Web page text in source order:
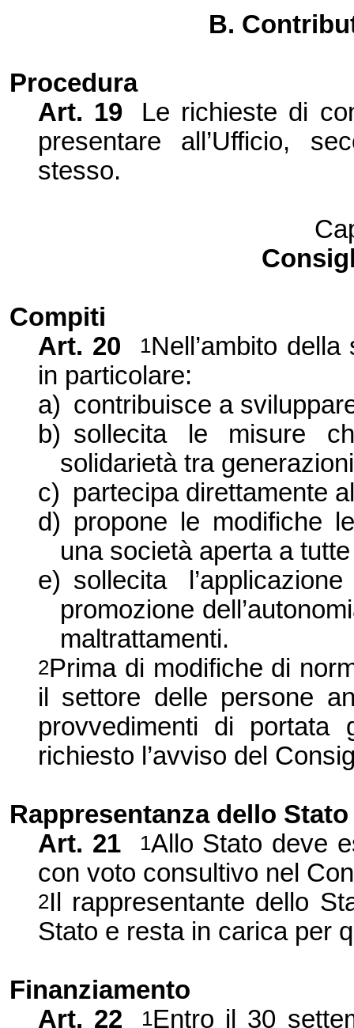
B.
Procedura
Art. 19
Le richieste di
presentare all’Ufficio,
stesso.
Compiti
Art. 20
1Nell’ambito
in particolare:
a) contribuisce a
b) sollecita le misure
solidarietà tra
c) partecipa direttamente
d) propone le modifiche
una società aperta a
e) sollecita
promozione
maltrattamenti.
2Prima di modifiche di
il settore delle persone
provvedimenti di portata
richiesto l’avviso del
Rappresentanza dello Stato
Art. 21
1Allo Stato deve
con voto consultivo nel
2Il rappresentante dello
Stato e resta in carica per
Finanziamento
Art. 22
1Entro il 30